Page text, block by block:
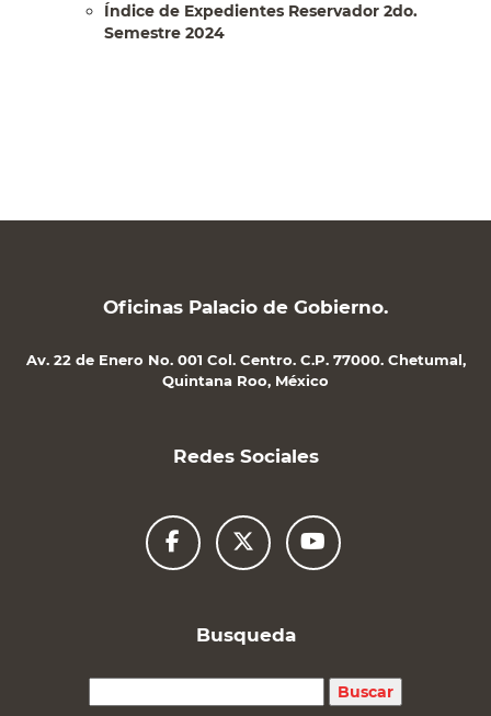
Índice de Expedientes Reservador 2do.
Semestre 2024
Oficinas Palacio de Gobierno.
Av. 22 de Enero No. 001 Col. Centro. C.P. 77000. Chetumal,
Quintana Roo, México
Redes Sociales
Busqueda